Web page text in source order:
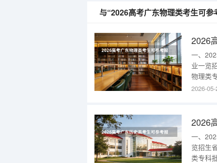
与“2026高考广东物理类考生可
一、
业一览
物理类
者
2026-
一、
览招生
类专科